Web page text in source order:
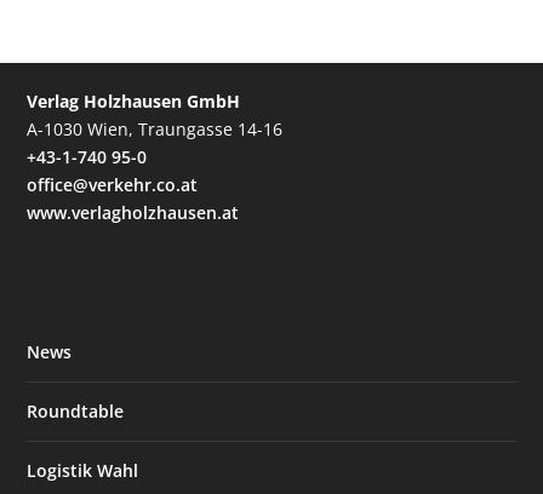
Verlag Holzhausen GmbH
A-1030 Wien, Traungasse 14-16
+43-1-740 95-0
office@verkehr.co.at
www.verlagholzhausen.at
News
Roundtable
Logistik Wahl